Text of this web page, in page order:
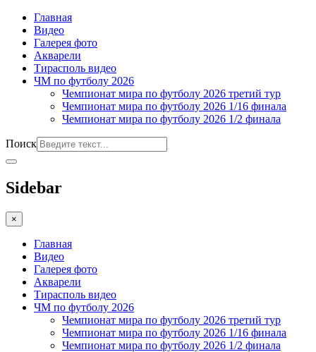
Главная
Видео
Галерея фото
Акварели
Тирасполь видео
ЧМ по футболу 2026
Чемпионат мира по футболу 2026 третий тур
Чемпионат мира по футболу 2026 1/16 финала
Чемпионат мира по футболу 2026 1/2 финала
Поиск
Sidebar
×
Главная
Видео
Галерея фото
Акварели
Тирасполь видео
ЧМ по футболу 2026
Чемпионат мира по футболу 2026 третий тур
Чемпионат мира по футболу 2026 1/16 финала
Чемпионат мира по футболу 2026 1/2 финала